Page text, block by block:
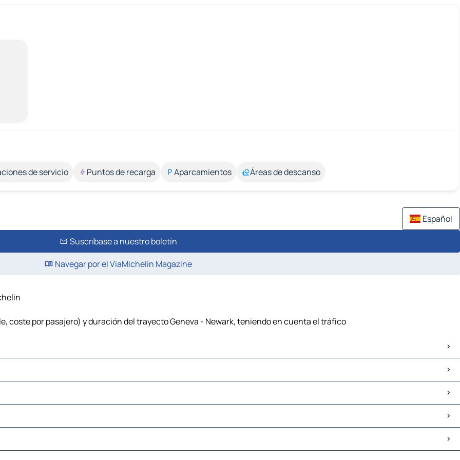
de servicio Puntos de recarga Aparcamientos Áreas de descanso
Español
Suscríbase a nuestro boletín
Navegar por el ViaMichelin Magazine
coste por pasajero) y duración del trayecto Geneva - Newark, teniendo en cuenta el tráfico